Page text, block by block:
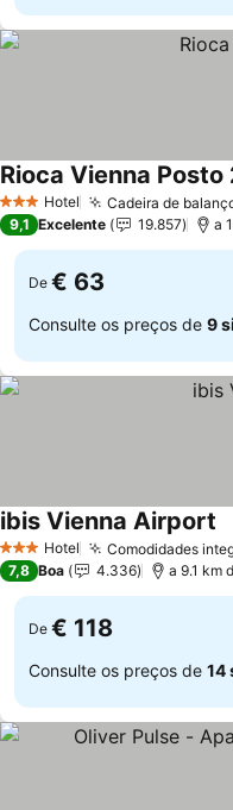
3 EstrelasHotel Cadeira de
Rioca Vienna Posto
9,1 Excelente 19.857 a
De € 63
Consulte os preços de 9
3 EstrelasHotel Comodidades
ibis Vienna Airport
7,8 Boa 4.336 a 9.1 km
De € 118
Consulte os preços de 14